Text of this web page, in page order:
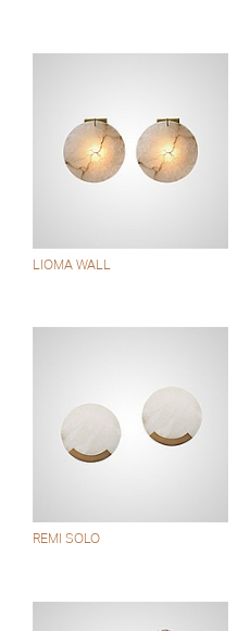
LIOMA WALL
REMI SOLO